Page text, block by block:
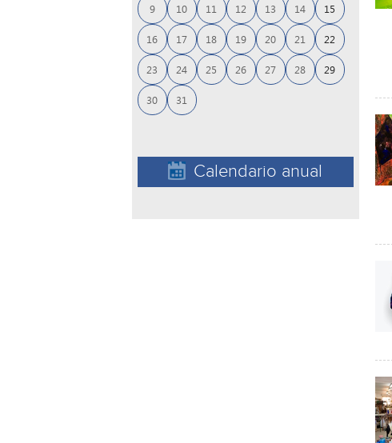
9 10 11 12 13 14 15
16 17 18 19 20 21 22
23 24 25 26 27 28 29
30 31
Calendario anual